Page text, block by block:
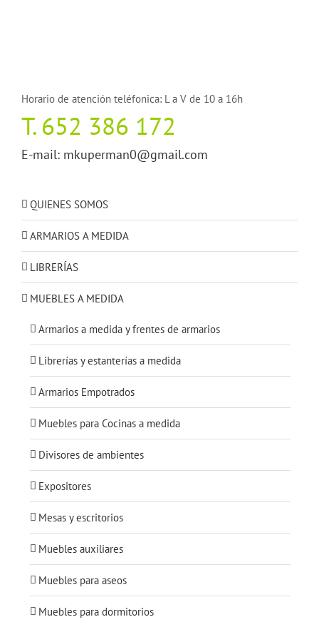
Horario de atención teléfonica: L a V de 10 a 16h
T.652 386 172
E-mail: mkuperman0@gmail.com
QUIENES SOMOS
ARMARIOS A MEDIDA
LIBRERÍAS
MUEBLES A MEDIDA
Armarios a medida y frentes de armarios
Librerías y estanterías a medida
Armarios Empotrados
Muebles para Cocinas a medida
Divisores de ambientes
Expositores
Mesas y escritorios
Muebles auxiliares
Muebles para aseos
Muebles para dormitorios